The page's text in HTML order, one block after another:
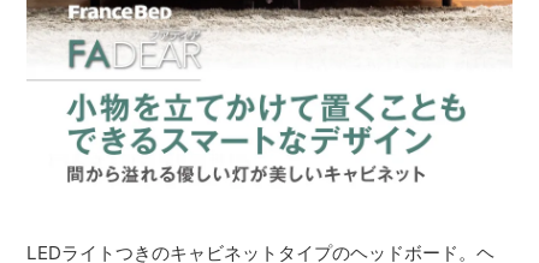
LEDライトつきのキャビネットタイプのヘッドボード。ヘ